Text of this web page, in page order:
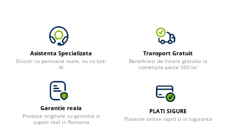
Toate generatoarele
Panouri Solare Pliabile
Cauta dupa marca
Asistenta Specializata
Discuti cu persoane reale, nu cu boti
AI
Transport Gratuit
Beneficiezi de livrare gratuita la
comenzile peste 500 lei
Garantie reala
Produse originale cu garantie si
suport real in Romania
PLATI SIGURE
Plateste online rapid si in siguranta